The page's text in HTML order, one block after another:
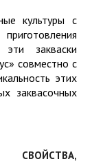
культуры с
закваски
совместно с
этих
заквасочных